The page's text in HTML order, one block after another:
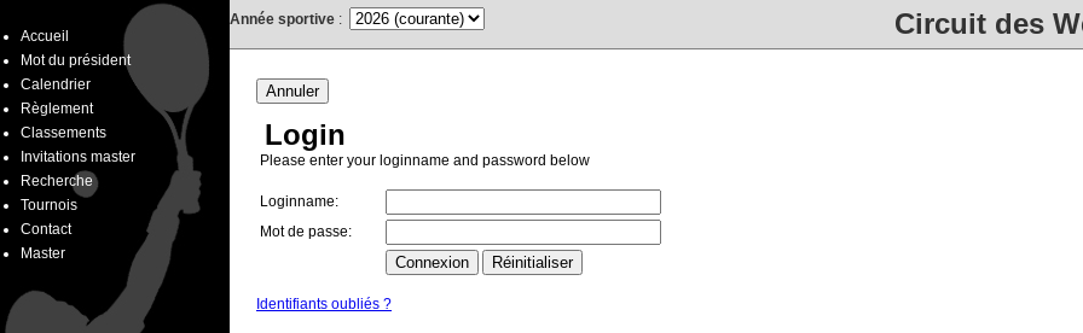
Accueil
Mot du président
Calendrier
Règlement
Classements
Invitations master
Recherche
Tournois
Contact
Master
Année sportive : Circuit des
Annuler
Login
Please enter your loginname and password below
Loginname:
Mot de passe:
Identifiants oubliés ?